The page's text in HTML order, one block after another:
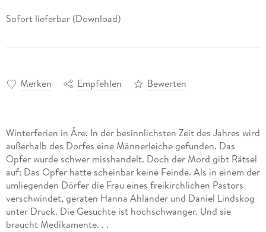
Sofort lieferbar (Download)
Merken Empfehlen Bewerten
Winterferien in Åre. In der besinnlichsten Zeit des Jahres wird
außerhalb des Dorfes eine Männerleiche gefunden. Das
Opfer wurde schwer misshandelt. Doch der Mord gibt Rätsel
auf: Das Opfer hatte scheinbar keine Feinde. Als in einem der
umliegenden Dörfer die Frau eines freikirchlichen Pastors
verschwindet, geraten Hanna Ahlander und Daniel Lindskog
unter Druck. Die Gesuchte ist hochschwanger. Und sie
braucht Medikamente. . .